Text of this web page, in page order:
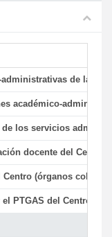
de la
académico-
los servicios
docente del Centro
(órganos
PTGAS del Centro